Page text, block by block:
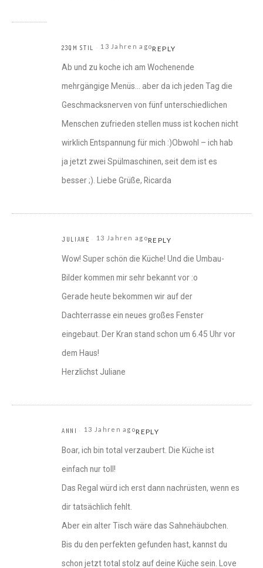
23QM STIL 13 Jahren agoREPLY
Ab und zu koche ich am Wochenende
mehrgängige Menüs… aber da ich jeden Tag die
Geschmacksnerven von fünf unterschiedlichen
Menschen zufrieden stellen muss ist kochen nicht
wirklich Entspannung für mich :)Obwohl – ich hab
ja jetzt zwei Spülmaschinen, seit dem ist es
besser ;). Liebe Grüße, Ricarda
JULIANE 13 Jahren agoREPLY
Wow! Super schön die Küche! Und die Umbau-
Bilder kommen mir sehr bekannt vor :o
Gerade heute bekommen wir auf der
Dachterrasse ein neues großes Fenster
eingebaut. Der Kran stand schon um 6.45 Uhr vor
dem Haus!
Herzlichst Juliane
ANNI 13 Jahren agoREPLY
Boar, ich bin total verzaubert. Die Küche ist
einfach nur toll!
Das Regal würd ich erst dann nachrüsten, wenn es
dir tatsächlich fehlt.
Aber ein alter Tisch wäre das Sahnehäubchen.
Bis du den perfekten gefunden hast, kannst du
schon jetzt total stolz auf deine Küche sein. Love